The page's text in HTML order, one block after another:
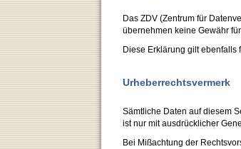
Das ZDV (Zentrum für
übernehmen keine Gewähr
Diese Erklärung gilt
Urheberrechtsvermerk
Sämtliche Daten auf diesem
ist nur mit ausdrücklicher
Bei Mißachtung der